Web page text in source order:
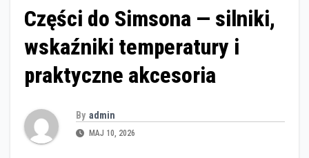
Części do Simsona — silniki,
wskaźniki temperatury i
praktyczne akcesoria
By admin
MAJ 10, 2026